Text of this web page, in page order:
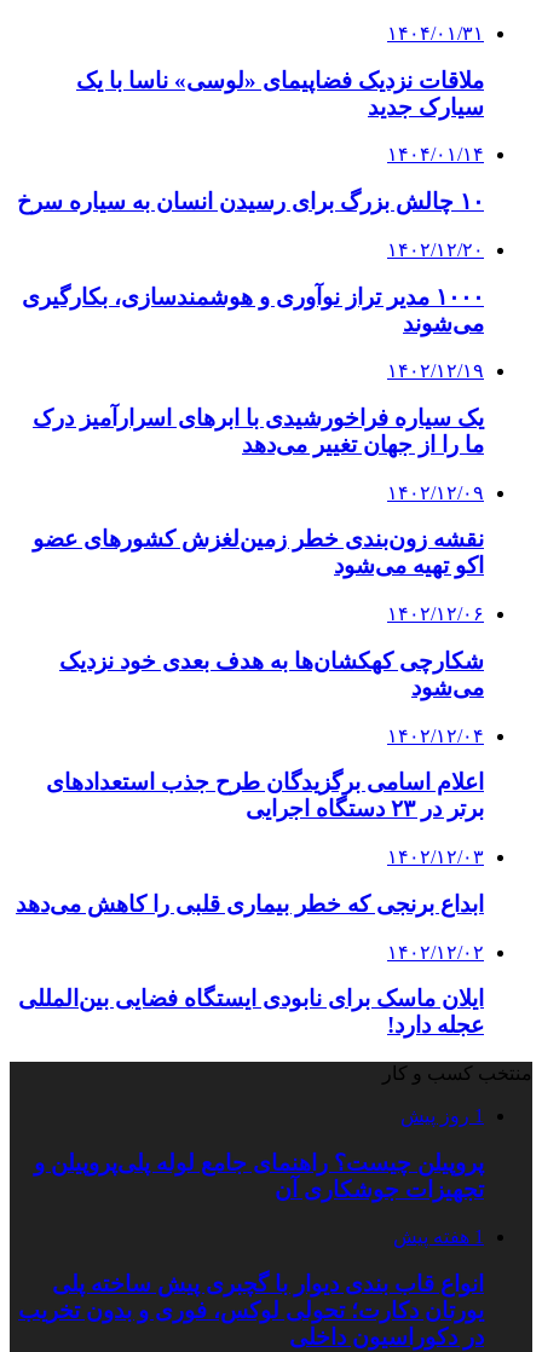
۱۴۰۴/۰۱/۳۱
ملاقات نزدیک فضاپیمای «لوسی» ناسا با یک
سیارک جدید
۱۴۰۴/۰۱/۱۴
۱۰ چالش بزرگ برای رسیدن انسان به سیاره سرخ
۱۴۰۲/۱۲/۲۰
۱۰۰۰ مدیر تراز نوآوری و هوشمندسازی، بکارگیری
می‌شوند
۱۴۰۲/۱۲/۱۹
یک سیاره فراخورشیدی با ابرهای اسرارآمیز درک
ما را از جهان‌ تغییر می‌دهد
۱۴۰۲/۱۲/۰۹
نقشه زون‌بندی خطر زمین‌لغزش کشورهای عضو
اکو تهیه می‌شود
۱۴۰۲/۱۲/۰۶
شکارچی کهکشان‌ها به هدف بعدی خود نزدیک
می‌شود
۱۴۰۲/۱۲/۰۴
اعلام اسامی برگزیدگان طرح جذب استعدادهای
برتر در ۲۳ دستگاه‌ اجرایی
۱۴۰۲/۱۲/۰۳
ابداع برنجی که خطر بیماری قلبی را کاهش می‌دهد
۱۴۰۲/۱۲/۰۲
ایلان ماسک برای نابودی ایستگاه فضایی بین‌المللی
عجله دارد!
منتخب کسب و کار
1 روز پیش
پروپیلن چیست؟ راهنمای جامع لوله پلی‌پروپیلن و
تجهیزات جوشکاری آن
1 هفته پیش
انواع قاب بندی دیوار با گچبری پیش ساخته پلی
یورتان دکارت؛ تحولی لوکس، فوری و بدون تخریب
در دکوراسیون داخلی